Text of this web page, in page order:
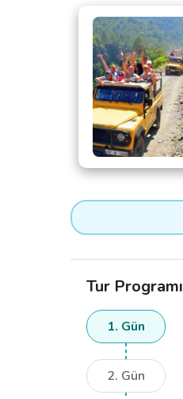
Tur Programı
1. Gün
2. Gün